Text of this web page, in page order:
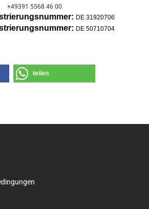
+49391 5568 46 00
DE 31920706
DE 50710704
teilen